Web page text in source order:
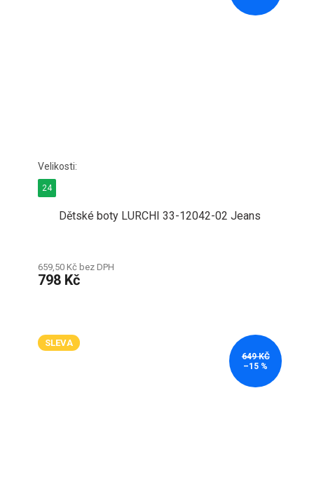
Dětské boty LURCHI 33-12042-02 Jeans
659,50 Kč bez DPH
798 Kč
24
SLEVA
649 KČ
–15 %